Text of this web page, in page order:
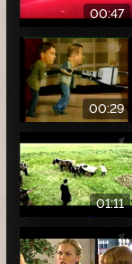
00:47
00:29
01:11